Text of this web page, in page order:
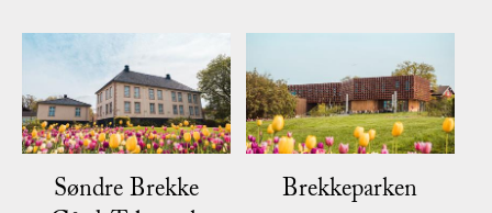
Søndre Brekke
Brekkeparken